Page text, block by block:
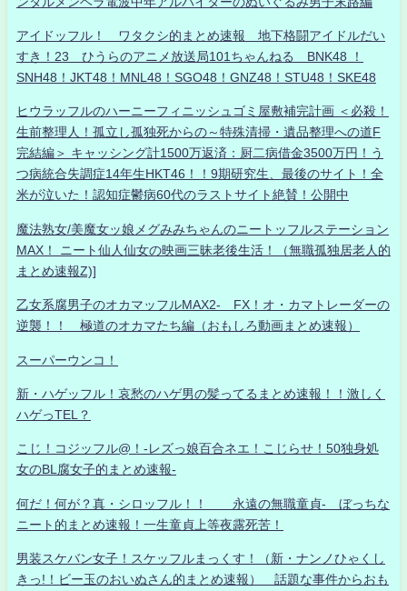
アイドッフル！ ワタクシ的まとめ速報 地下格闘アイドルだい
すき！23 ひうらのアニメ放送局101ちゃんねる BNK48 ！
SNH48！JKT48！MNL48！SGO48！GNZ48！STU48！SKE48
ヒウラッフルのハーニーフィニッシュゴミ屋敷補完計画 ＜必殺！
生前整理人！孤立し孤独死からの～特殊清掃・遺品整理への道F
完結編＞ キャッシング計1500万返済：厨二病借金3500万円！う
つ病統合失調症14年生HKT46！！9期研究生、最後のサイト！全
米が泣いた！認知症鬱病60代のラストサイト絶賛！公開中
魔法熟女/美魔女ッ娘メグみみちゃんのニートッフルステーション
MAX！ ニート仙人仙女の映画三昧老後生活！（無職孤独居老人的
まとめ速報Z)]
乙女系腐男子のオカマッフルMAX2- FX！オ・カマトレーダーの
逆襲！！ 極道のオカマたち編（おもしろ動画まとめ速報）
スーパーウンコ！
新・ハゲッフル！哀愁のハゲ男の髪ってるまとめ速報！！激しく
ハゲっTEL？
こじ！コジッフル@！-レズっ娘百合ネエ！こじらせ！50独身処
女のBL腐女子的まとめ速報-
何だ！何が？真・シロッフル！！ 永遠の無職童貞- ぼっちな
ニート的まとめ速報！一生童貞上等夜露死苦！
男装スケバン女子！スケッフルまっくす！（新・ナンノひゃくし
きっ!！ビー玉のおいぬさん的まとめ速報） 話題な事件からおも